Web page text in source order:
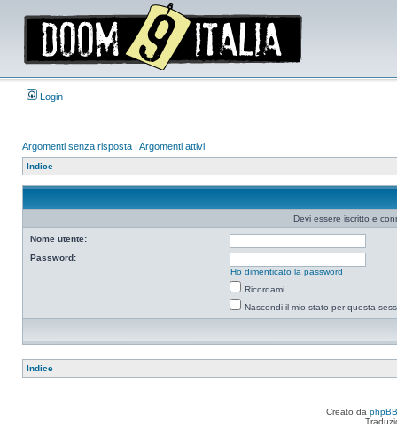
Login
Argomenti senza risposta | Argomenti attivi
Indice
Devi essere iscritto e
Nome utente:
Password:
Ho dimenticato la password
Ricordami
Nascondi il mio stato per questa
Indice
Creato da phpBB